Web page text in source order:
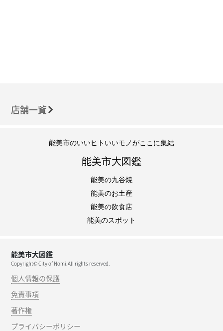
店舗一覧
能美市のいいヒトいいモノがここに集結
能美市大図鑑
能美の九谷焼
能美のお土産
能美の飲食店
能美のスポット
能美市大図鑑
Copyright© City of Nomi.All rights reserved.
個人情報の保護
免責事項
著作権
プライバシーポリシー